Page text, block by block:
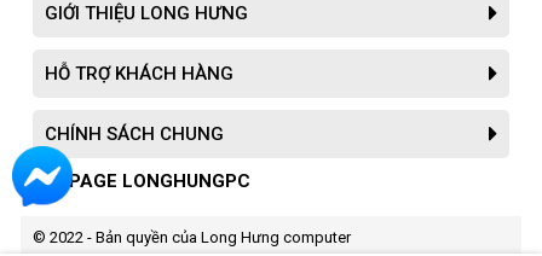
GIỚI THIỆU LONG HƯNG
HỖ TRỢ KHÁCH HÀNG
CHÍNH SÁCH CHUNG
FANPAGE LONGHUNGPC
© 2022 - Bản quyền của Long Hưng computer